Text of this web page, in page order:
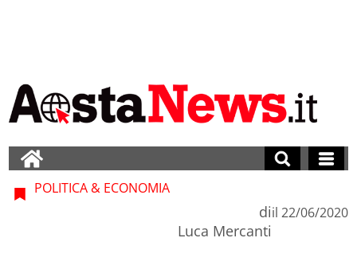
POLITICA & ECONOMIA
di
Luca Mercanti
il 22/06/2020